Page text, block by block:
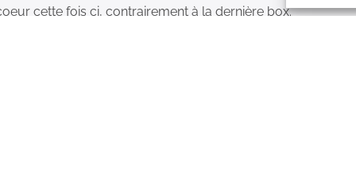
cette fois ci, contrairement à la dernière box.